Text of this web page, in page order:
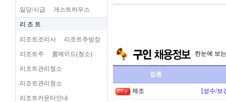
일당/시급 게스트하우스
리 조 트
리조트조리사 리조트주방장
리조트주 룸메이드(청소)
리조트관리청소
리조트관리청소
리조트카운터안내
한눈에 보
업종
제조 [성수/보